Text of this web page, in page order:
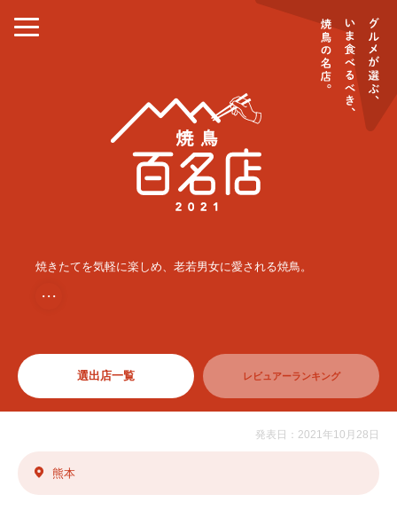
焼きたてを気軽に楽しめ、老若男女に愛される焼鳥。
・・・
選出店一覧 レビュアーランキング
発表日：2021年10月28日
熊本